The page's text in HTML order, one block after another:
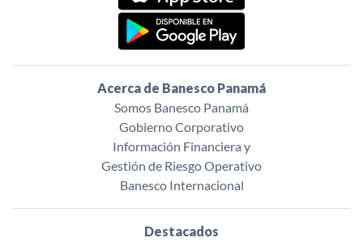
Acerca de Banesco Panamá
Somos Banesco Panamá
Gobierno Corporativo
Información Financiera y
Gestión de Riesgo Operativo
Banesco Internacional
Destacados